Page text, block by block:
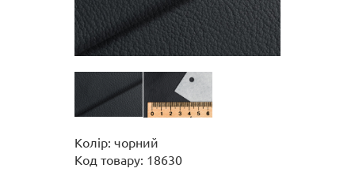
Колір: чорний
Код товару: 18630